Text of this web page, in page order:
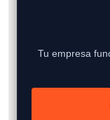
Tu empresa